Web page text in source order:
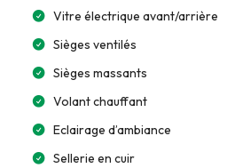
Vitre électrique avant/arrière
Sièges ventilés
Sièges massants
Volant chauffant
Eclairage d’ambiance
Sellerie en cuir